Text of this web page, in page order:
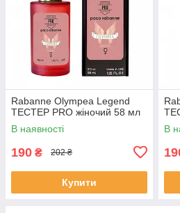
Rabanne Olympea Legend
ТЕСТЕР PRO жіночий 58 мл
В наявності
190 ₴ 202 ₴
Купити
В